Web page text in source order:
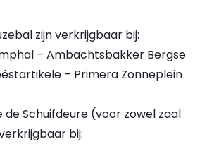
zijn verkrijgbaar bij:
– Ambachtsbakker Bergse
– Primera Zonneplein
de Schuifdeure (voor zowel zaal
bij: